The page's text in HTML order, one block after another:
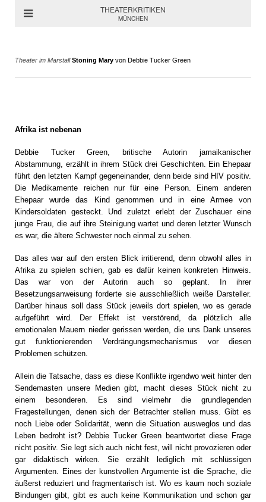
THEATERKRITIKEN
MÜNCHEN
Theater im MarstallStoning Mary von Debbie Tucker Green
Afrika ist nebenan
Debbie Tucker Green, britische Autorin jamaikanischer
Abstammung, erzählt in ihrem Stück drei Geschichten. Ein Ehepaar
führt den letzten Kampf gegeneinander, denn beide sind HIV positiv.
Die Medikamente reichen nur für eine Person. Einem anderen
Ehepaar wurde das Kind genommen und in eine Armee von
Kindersoldaten gesteckt. Und zuletzt erlebt der Zuschauer eine
junge Frau, die auf ihre Steinigung wartet und deren letzter Wunsch
es war, die ältere Schwester noch einmal zu sehen.
Das alles war auf den ersten Blick irritierend, denn obwohl alles in
Afrika zu spielen schien, gab es dafür keinen konkreten Hinweis.
Das war von der Autorin auch so geplant. In ihrer
Besetzungsanweisung forderte sie ausschließlich weiße Darsteller.
Darüber hinaus soll dass Stück jeweils dort spielen, wo es gerade
aufgeführt wird. Der Effekt ist verstörend, da plötzlich alle
emotionalen Mauern nieder gerissen werden, die uns Dank unseres
gut funktionierenden Verdrängungsmechanismus vor diesen
Problemen schützen.
Allein die Tatsache, dass es diese Konflikte irgendwo weit hinter den
Sendemasten unsere Medien gibt, macht dieses Stück nicht zu
einem besonderen. Es sind vielmehr die grundlegenden
Fragestellungen, denen sich der Betrachter stellen muss. Gibt es
noch Liebe oder Solidarität, wenn die Situation ausweglos und das
Leben bedroht ist? Debbie Tucker Green beantwortet diese Frage
nicht positiv. Sie legt sich auch nicht fest, will nicht provozieren oder
gar didaktisch wirken. Sie erzählt lediglich mit schlüssigen
Argumenten. Eines der kunstvollen Argumente ist die Sprache, die
äußerst reduziert und fragmentarisch ist. Wo es kaum noch soziale
Bindungen gibt, gibt es auch keine Kommunikation und schon gar